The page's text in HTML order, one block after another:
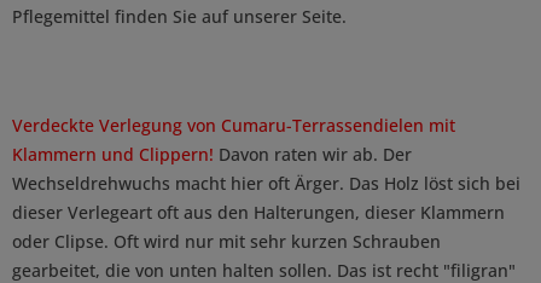
Pflegemittel finden Sie auf unserer Seite.
Verdeckte Verlegung von Cumaru-Terrassendielen mit
Klammern und Clippern! Davon raten wir ab. Der
Wechseldrehwuchs macht hier oft Ärger. Das Holz löst sich bei
dieser Verlegeart oft aus den Halterungen, dieser Klammern
oder Clipse. Oft wird nur mit sehr kurzen Schrauben
gearbeitet, die von unten halten sollen. Das ist recht "filigran"